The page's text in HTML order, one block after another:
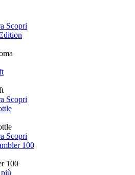
Scopri
Scopri
Scopri
100
100